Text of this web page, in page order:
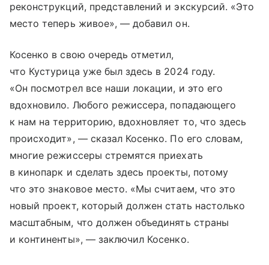
реконструкций, представлений и экскурсий. «Это
место теперь живое», — добавил он.
Косенко в свою очередь отметил,
что Кустурица уже был здесь в 2024 году.
«Он посмотрел все наши локации, и это его
вдохновило. Любого режиссера, попадающего
к нам на территорию, вдохновляет то, что здесь
происходит», — сказал Косенко. По его словам,
многие режиссеры стремятся приехать
в кинопарк и сделать здесь проекты, потому
что это знаковое место. «Мы считаем, что это
новый проект, который должен стать настолько
масштабным, что должен объединять страны
и континенты», — заключил Косенко.